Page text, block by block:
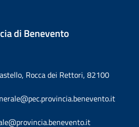
di Benevento
Rocca dei Rettori, 82100